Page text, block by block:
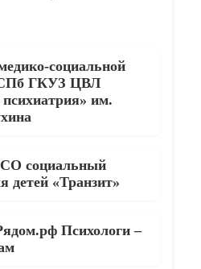
социальной
ГКУЗ ЦВЛ
психиатрия» им.
социальный
детей «Транзит»
Психологи –